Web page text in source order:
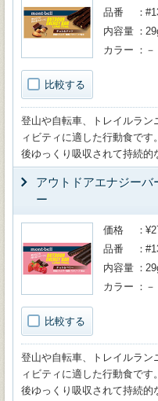
比較する
品番
内容量
カラー
－
登山や自転車、トレイルラン
ィビティに適した行動食で
後ゆっくり吸収されて持続的
アウトドアエナジーバ
ー
比較する
価格
品番
内容量
カラー
－
登山や自転車、トレイルラン
ィビティに適した行動食で
後ゆっくり吸収されて持続的